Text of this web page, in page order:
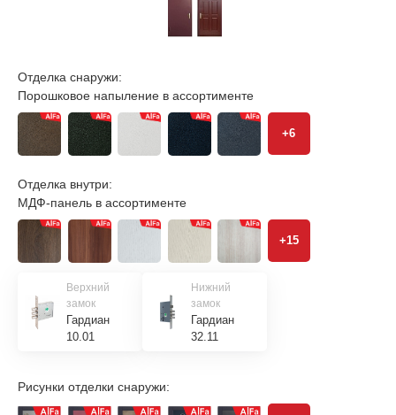
Отделка снаружи:
Порошковое напыление в ассортименте
+6
Отделка внутри:
МДФ-панель в ассортименте
+15
Верхний
замок
Гардиан
10.01
Нижний
замок
Гардиан
32.11
Рисунки отделки снаружи: